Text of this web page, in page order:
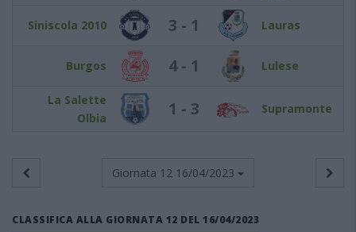
Siniscola 2010 3 - 1 Lauras
Burgos 4 - 1 Lulese
La Salette
Olbia
1 - 3 Supramonte
Giornata 12 16/04/2023
CLASSIFICA ALLA GIORNATA 12 DEL 16/04/2023